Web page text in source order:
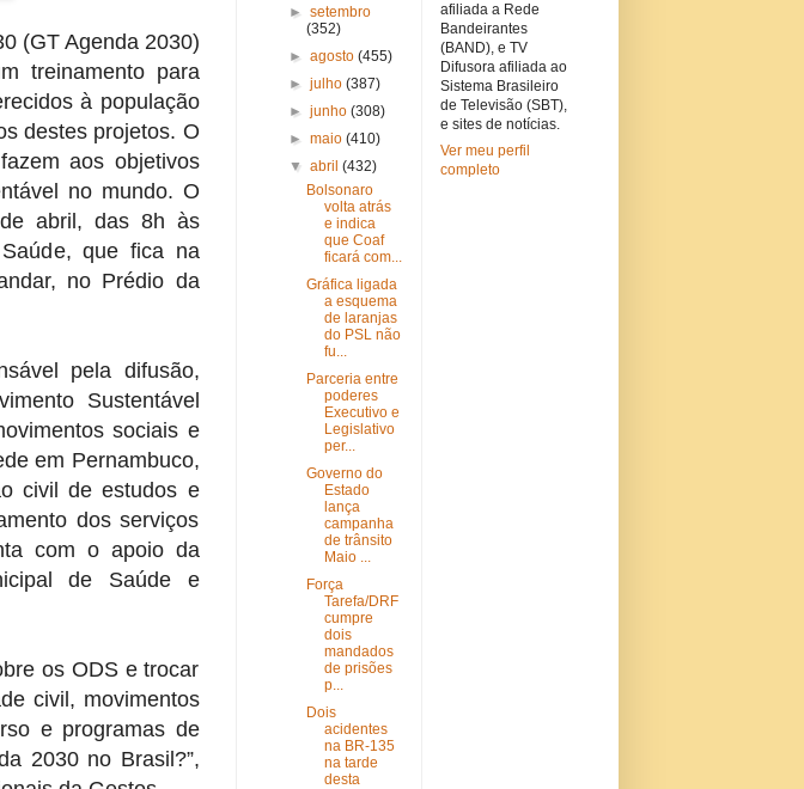
(GT Agenda 2030)
treinamento para
à população
destes projetos. O
aos objetivos
no mundo. O
abril, das 8h às
que fica na
no Prédio da
pela difusão,
Sustentável
sociais e
em Pernambuco,
civil de estudos e
dos serviços
com o apoio da
de Saúde e
os ODS e trocar
civil, movimentos
e programas de
2030 no Brasil?”,
► setembro
(352)
► agosto (455)
► julho (387)
► junho (308)
► maio (410)
▼ abril (432)
Bolsonaro
volta atrás
e indica
que Coaf
ficará com...
Gráfica ligada
a esquema
de laranjas
do PSL não
fu...
Parceria entre
poderes
Executivo e
Legislativo
per...
Governo do
Estado
lança
campanha
de trânsito
Maio ...
Força
Tarefa/DRF
cumpre
dois
mandados
de prisões
p...
Dois
acidentes
na BR-135
na tarde
desta
afiliada a Rede
Bandeirantes
(BAND), e TV
Difusora afiliada ao
Sistema Brasileiro
de Televisão (SBT),
e sites de notícias.
Ver meu perfil
completo